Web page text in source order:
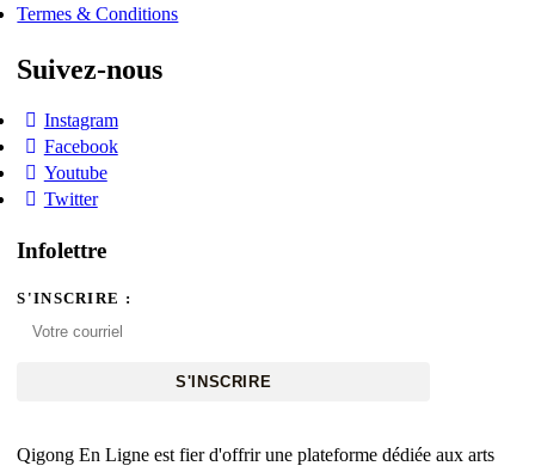
Termes & Conditions
Suivez-nous
Instagram
Facebook
Youtube
Twitter
Infolettre
S'INSCRIRE :
S'INSCRIRE
Qigong En Ligne est fier d'offrir une plateforme dédiée aux arts